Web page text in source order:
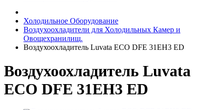
Холодильное Оборудование
Воздухоохладители для Холодильных Камер и
Овощехранилищ.
Воздухоохладитель Luvata ECO DFE 31EH3 ED
Воздухоохладитель Luvata
ECO DFE 31EH3 ED